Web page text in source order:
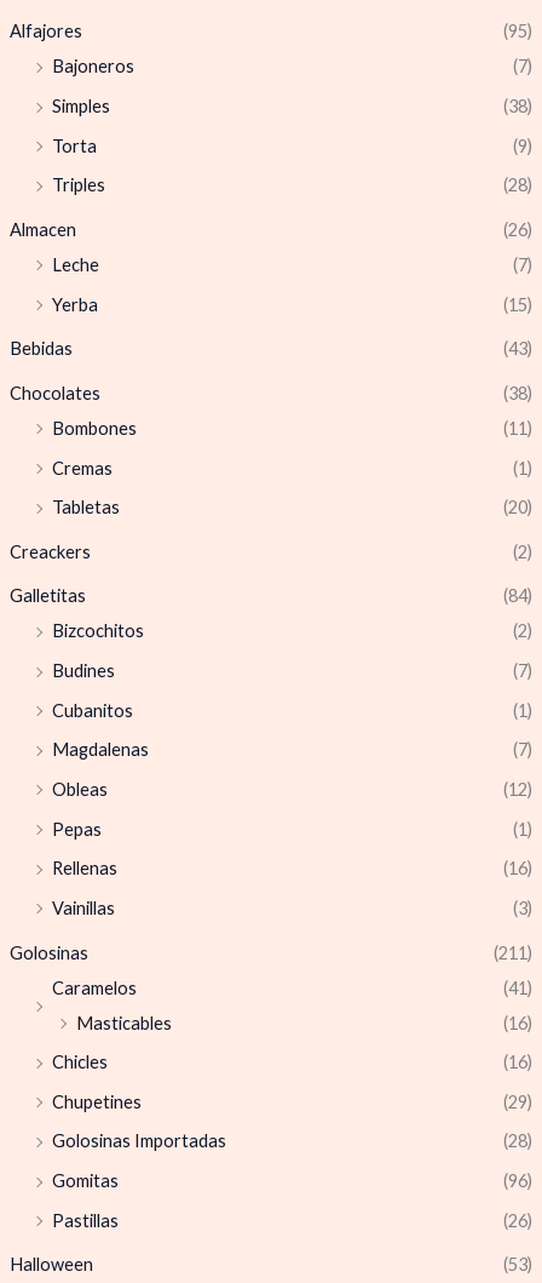
Alfajores
(95)
Bajoneros
(7)
Simples
(38)
Torta
(9)
Triples
(28)
Almacen
(26)
Leche
(7)
Yerba
(15)
Bebidas (43)
Chocolates
(38)
Bombones
(11)
Cremas
(1)
Tabletas
(20)
Creackers (2)
Galletitas
(84)
Bizcochitos
(2)
Budines
(7)
Cubanitos
(1)
Magdalenas
(7)
Obleas
(12)
Pepas
(1)
Rellenas
(16)
Vainillas
(3)
Golosinas
(211)
Caramelos
(41)
Masticables
(16)
Chicles
(16)
Chupetines
(29)
Golosinas Importadas
(28)
Gomitas
(96)
Pastillas
(26)
Halloween (53)